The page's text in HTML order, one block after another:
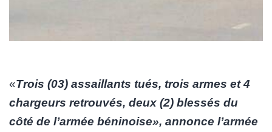
«Trois (03) assaillants tués, trois armes et 4
chargeurs retrouvés, deux (2) blessés du
côté de l’armée béninoise», annonce l’armée